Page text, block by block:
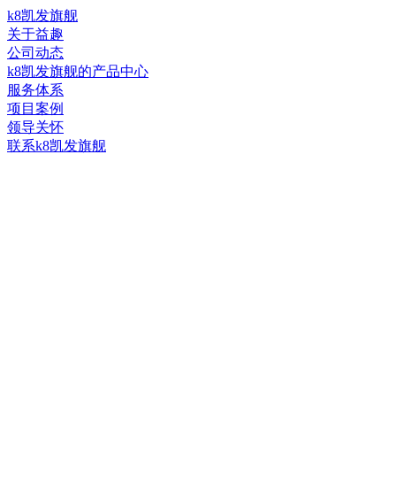
k8凯发旗舰
关于益趣
公司动态
k8凯发旗舰的产品中心
服务体系
项目案例
领导关怀
联系k8凯发旗舰